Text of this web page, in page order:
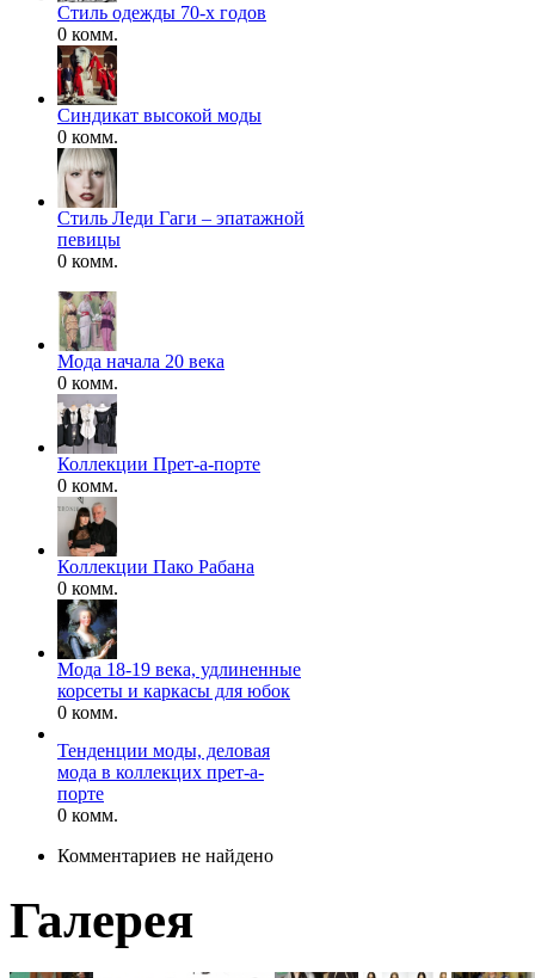
Стиль одежды 70-х годов
0 комм.
Синдикат высокой моды
0 комм.
Стиль Леди Гаги – эпатажной
певицы
0 комм.
Мода начала 20 века
0 комм.
Коллекции Прет-а-порте
0 комм.
Коллекции Пако Рабана
0 комм.
Мода 18-19 века, удлиненные
корсеты и каркасы для юбок
0 комм.
Тенденции моды, деловая
мода в коллекцих прет-а-
порте
0 комм.
Комментариев не найдено
Галерея